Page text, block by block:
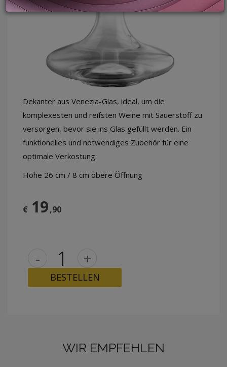
Dekanter aus Venezia-Glas, ideal, um die
komplexesten und reifsten Weine mit Sauerstoff zu
versorgen, bevor sie ins Glas gefüllt werden. Ein
funktionelles und notwendiges Zubehör für eine
optimale Verkostung.
Höhe 26 cm / 8 cm obere Öffnung
€ 19,90
- +
BESTELLEN
WIR EMPFEHLEN